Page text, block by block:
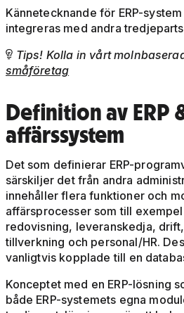
Kännetecknande för ERP-
integreras med andra
 Tips! Kolla in vårt
småföretag
Definition av ERP
affärssystem
Det som definierar ERP-
särskiljer det från andra
innehåller flera funktioner och
affärsprocesser som till
redovisning, leveranskedja,
tillverkning och personal/HR.
vanligtvis kopplade till en
Konceptet med en ERP-lösning
både ERP-systemets egna